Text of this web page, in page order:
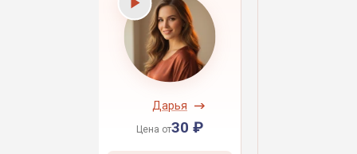
Дарья
Цена от30 ₽